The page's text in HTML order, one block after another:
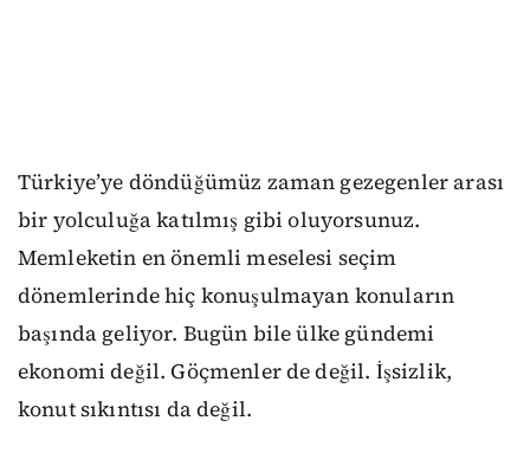
Türkiye’ye döndüğümüz zaman gezegenler arası
bir yolculuğa katılmış gibi oluyorsunuz.
Memleketin en önemli meselesi seçim
dönemlerinde hiç konuşulmayan konuların
başında geliyor. Bugün bile ülke gündemi
ekonomi değil. Göçmenler de değil. İşsizlik,
konut sıkıntısı da değil.